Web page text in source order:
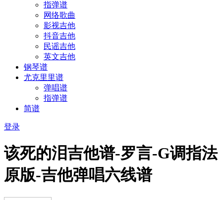
指弹谱
网络歌曲
影视吉他
抖音吉他
民谣吉他
英文吉他
钢琴谱
尤克里里谱
弹唱谱
指弹谱
简谱
登录
该死的泪吉他谱-罗言-G调指法
原版-吉他弹唱六线谱